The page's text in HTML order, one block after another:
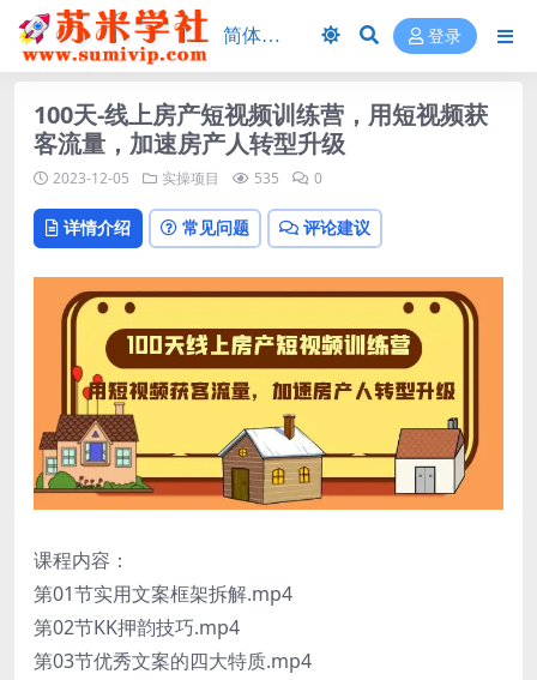
登录
100天-线上房产短视频训练营，用短视频获
客流量，加速房产人转型升级
2023-12-05 实操项目 535 0
详情介绍 常见问题 评论建议
课程内容：
第01节实用文案框架拆解.mp4
第02节KK押韵技巧.mp4
第03节优秀文案的四大特质.mp4